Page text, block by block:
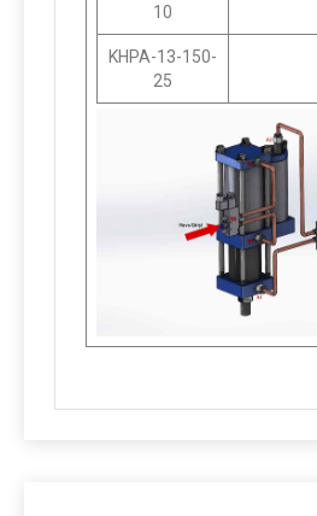
10
KHPA-13-150-
25